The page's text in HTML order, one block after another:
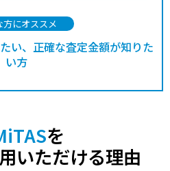
方にオススメ
い、正確な査定金額が知りた
い方
を
いただける理由